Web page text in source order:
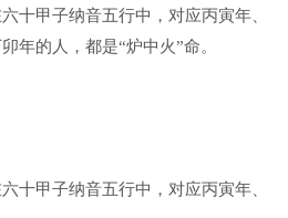
十甲子纳音五行中，对应丙寅年、
年的人，都是“炉中火”命。
十甲子纳音五行中，对应丙寅年、